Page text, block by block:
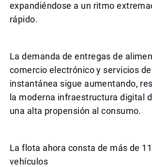
expandiéndose a un ritmo
rápido.
La demanda de entregas de
comercio electrónico y servicios
instantánea sigue aumentando,
la moderna infraestructura digital
una alta propensión al consumo.
La flota ahora consta de más de
vehículos